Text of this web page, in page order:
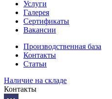
Услуги
Галерея
Сертификаты
Вакансии
Производственная база
Контакты
Статьи
Наличие на складе
Контакты